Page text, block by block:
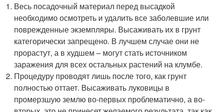
Весь посадочный материал перед высадкой
необходимо осмотреть и удалить все заболевшие или
поврежденные экземпляры. Высаживать их в грунт
категорически запрещено. В лучшем случае они не
прорастут, а в худшем – могут стать источником
заражения для всех остальных растений на клумбе.
Процедуру проводят лишь после того, как грунт
полностью оттает. Высаживать луковицы в
промерзшую землю во-первых проблематично, а во-